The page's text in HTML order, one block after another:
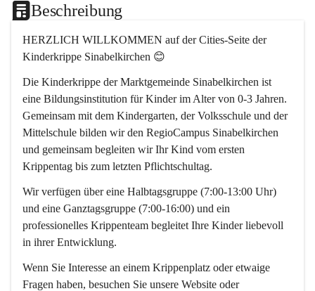
Beschreibung
HERZLICH WILLKOMMEN auf der Cities-Seite der
Kinderkrippe Sinabelkirchen 😊
Die Kinderkrippe der Marktgemeinde Sinabelkirchen ist
eine Bildungsinstitution für Kinder im Alter von 0-3 Jahren.
Gemeinsam mit dem Kindergarten, der Volksschule und der
Mittelschule bilden wir den RegioCampus Sinabelkirchen
und gemeinsam begleiten wir Ihr Kind vom ersten
Krippentag bis zum letzten Pflichtschultag.
Wir verfügen über eine Halbtagsgruppe (7:00-13:00 Uhr)
und eine Ganztagsgruppe (7:00-16:00) und ein
professionelles Krippenteam begleitet Ihre Kinder liebevoll
in ihrer Entwicklung.
Wenn Sie Interesse an einem Krippenplatz oder etwaige
Fragen haben, besuchen Sie unsere Website oder